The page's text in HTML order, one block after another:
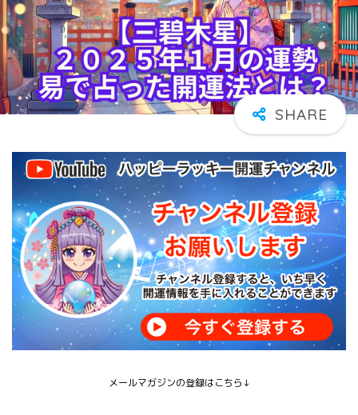
メールマガジンの登録はこちら↓